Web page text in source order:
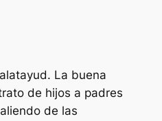
La buena
de hijos a padres
de las